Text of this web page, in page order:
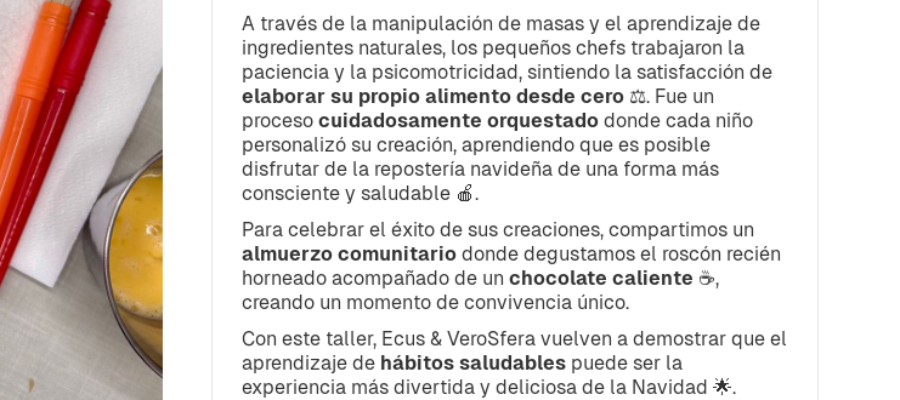
A través de la manipulación de masas y el aprendizaje de
ingredientes naturales, los pequeños chefs trabajaron la
paciencia y la psicomotricidad, sintiendo la satisfacción de
elaborar su propio alimento desde cero⚖️. Fue un
proceso cuidadosamente orquestadodonde cada niño
personalizó su creación, aprendiendo que es posible
disfrutar de la repostería navideña de una forma más
consciente y saludable 🍎.
Para celebrar el éxito de sus creaciones, compartimos un
almuerzo comunitariodonde degustamos el roscón recién
horneado acompañado de un chocolate caliente ☕,
creando un momento de convivencia único.
Con este taller, Ecus & VeroSfera vuelven a demostrar que el
aprendizaje de hábitos saludablespuede ser la
experiencia más divertida y deliciosa de la Navidad 🌟.